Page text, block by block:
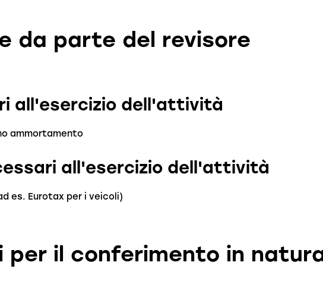
da parte del revisore
all'esercizio dell'attività
ammortamento
all'esercizio dell'attività
es. Eurotax per i veicoli)
per il conferimento in